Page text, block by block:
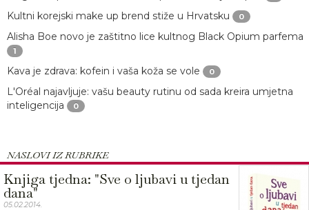
Kultni korejski make up brend stiže u Hrvatsku 0
Alisha Boe novo je zaštitno lice kultnog Black Opium parfema
1
Kava je zdrava: kofein i vaša koža se vole 0
L'Oréal najavljuje: vašu beauty rutinu od sada kreira umjetna
inteligencija
0
NASLOVI IZ RUBRIKE
Knjiga tjedna: "Sve o ljubavi u tjedan
dana"
05.02.2014.